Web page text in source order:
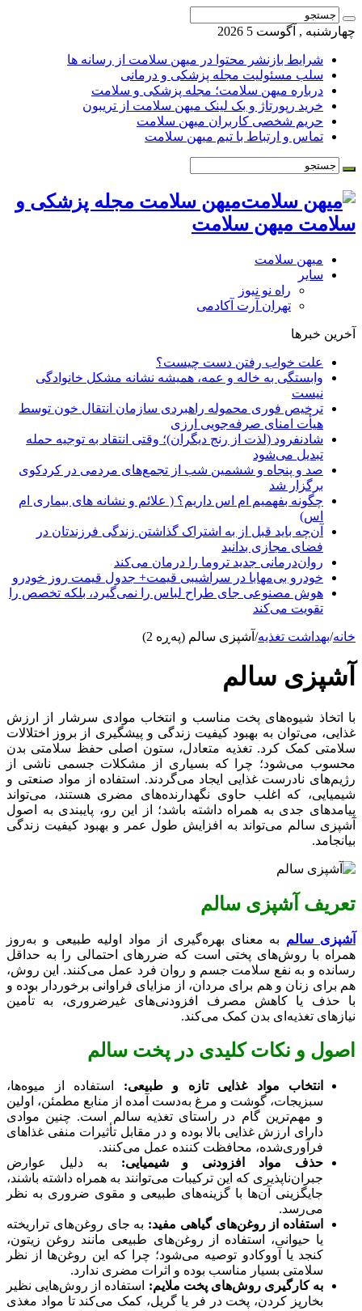
چهارشنبه , آگوست 5 2026
شرایط بازنشر محتوا در میهن سلامت از رسانه ها
سلب مسئولیت مجله پزشکی و درمانی
درباره میهن سلامت؛ مجله پزشکی و سلامت
خرید رپورتاژ و بک لینک میهن سلامت از تریبون
حریم شخصی کاربران میهن سلامت
تماس و ارتباط با تیم میهن سلامت
میهن سلامت مجله پزشکی و
سلامت میهن سلامت
میهن سلامت
سایر
راه نو نیوز
تهران آرت آکادمی
آخرین خبرها
علت خواب رفتن دست چیست؟
وابستگی به خاله و عمه، همیشه نشانه مشکل خانوادگی
نیست
ترخیص فوری محموله راهبردی سازمان انتقال خون توسط
هیأت امنای صرفه‌جویی ارزی
شادنفرود (لذت از رنج دیگران)؛ وقتی انتقاد به توجیه حمله
تبدیل می‌شود
صد و پنجاه‌ و ششمین شب از تجمع‌های مردمی در کردکوی
برگزار شد
چگونه بفهمیم ام اس داریم؟ ( علائم و نشانه های بیماری ام
اس)
آن‌چه باید قبل از به اشتراک گذاشتن زندگی فرزندتان در
فضای مجازی بدانید
روان‌درمانی جدید تروما را درمان می‌کند
خودرو بی‌مهابا در سراشیبی قیمت+ جدول قیمت روز خودرو
هوش مصنوعی جای طراح لباس را نمی‌گیرد، بلکه تخصص را
تقویت می‌کند
خانه/بهداشت تغذیه/ آشپزی سالم (پەڕە 2)
آشپزی سالم
با اتخاذ شیوه‌های پخت مناسب و انتخاب موادی سرشار از ارزش
غذایی، می‌توان به بهبود کیفیت زندگی و پیشگیری از بروز اختلالات
سلامتی کمک کرد. تغذیه متعادل، ستون اصلی حفظ سلامتی بدن
محسوب می‌شود؛ چرا که بسیاری از مشکلات جسمی ناشی از
رژیم‌های نادرست غذایی ایجاد می‌گردند. استفاده از مواد صنعتی و
شیمیایی، که اغلب حاوی نگهدارنده‌های مضری هستند، می‌تواند
پیامدهای جدی به همراه داشته باشد؛ از این رو، پایبندی به اصول
آشپزی سالم می‌تواند به افزایش طول عمر و بهبود کیفیت زندگی
بیانجامد.
تعریف آشپزی سالم
آشپزی سالم به معنای بهره‌گیری از مواد اولیه طبیعی و به‌روز
همراه با روش‌های پختی است که ضررهای احتمالی را به حداقل
رسانده و به نفع سلامت جسم و روان فرد عمل می‌کنند. این روش،
هم برای زنان و هم برای مردان، از مزایای فراوانی برخوردار بوده و
با حذف یا کاهش مصرف افزودنی‌های غیرضروری، به تأمین
نیازهای تغذیه‌ای بدن کمک می‌کند.
اصول و نکات کلیدی در پخت سالم
انتخاب مواد غذایی تازه و طبیعی: استفاده از میوه‌ها،
سبزیجات، گوشت و مرغ به‌دست آمده از منابع مطمئن، اولین
و مهم‌ترین گام در راستای تغذیه سالم است. چنین موادی
دارای ارزش غذایی بالا بوده و در مقابل تأثیرات منفی غذاهای
فرآوری‌شده، محافظت کننده عمل می‌کنند.
حذف مواد افزودنی و شیمیایی: به دلیل عوارض
جبران‌ناپذیری که این ترکیبات می‌توانند به همراه داشته باشند،
جایگزینی آن‌ها با گزینه‌های طبیعی و مقوی ضروری به نظر
می‌رسد.
استفاده از روغن‌های گیاهی مفید: به جای روغن‌های تراریخته
یا حیوانی، استفاده از روغن‌های طبیعی مانند روغن زیتون،
کنجد یا آووکادو توصیه می‌شود؛ چرا که این روغن‌ها از نظر
سلامتی بسیار مناسب بوده و اثرات مضری ندارد.
به کارگیری روش‌های پخت ملایم: استفاده از روش‌هایی نظیر
بخارپز کردن، پخت در فر یا گریل، کمک می‌کند تا مواد مغذی